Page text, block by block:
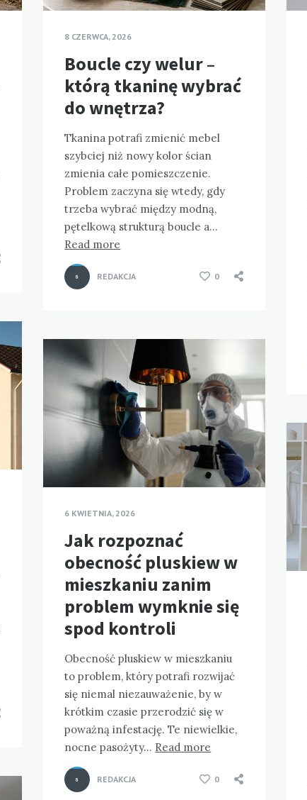
8 CZERWCA, 2026
Boucle czy welur –
którą tkaninę wybrać
do wnętrza?
Tkanina potrafi zmienić mebel
szybciej niż nowy kolor ścian
zmienia całe pomieszczenie.
Problem zaczyna się wtedy, gdy
trzeba wybrać między modną,
pętelkową strukturą boucle a…
Read more
REDAKCJA 0
6 KWIETNIA, 2026
Jak rozpoznać
obecność pluskiew w
mieszkaniu zanim
problem wymknie się
spod kontroli
Obecność pluskiew w mieszkaniu
to problem, który potrafi rozwijać
się niemal niezauważenie, by w
krótkim czasie przerodzić się w
poważną infestację. Te niewielkie,
nocne pasożyty… Read more
REDAKCJA 0